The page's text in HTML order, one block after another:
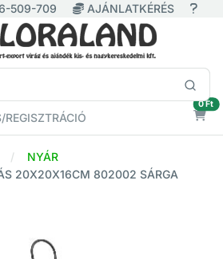
509-709 AJÁNLATKÉRÉS
REGISZTRÁCIÓ
0 Ft
NYÁR
20X20X16CM 802002 SÁRGA